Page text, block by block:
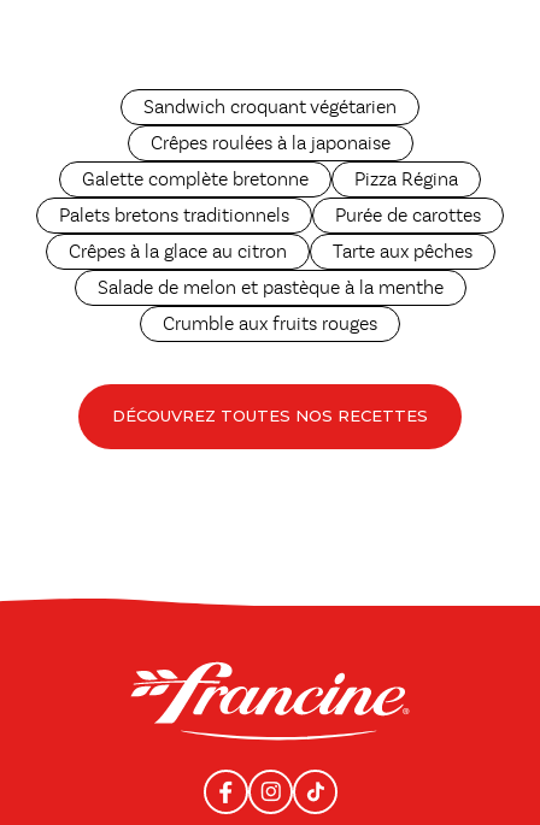
Sandwich croquant végétarien
Crêpes roulées à la japonaise
Galette complète bretonne
Pizza Régina
Palets bretons traditionnels
Purée de carottes
Crêpes à la glace au citron
Tarte aux pêches
Salade de melon et pastèque à la menthe
Crumble aux fruits rouges
DÉCOUVREZ TOUTES NOS RECETTES